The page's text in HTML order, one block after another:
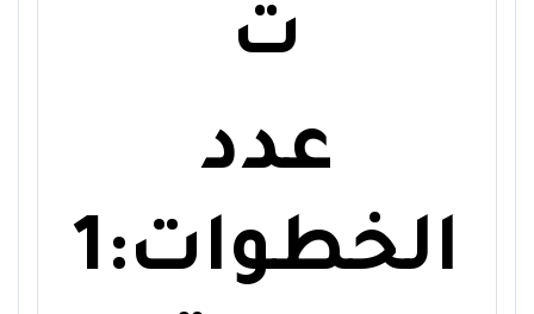
ت
عدد
الخطوات:1